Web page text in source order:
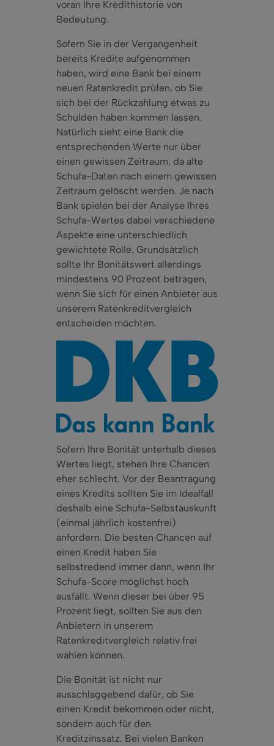
voran Ihre Kredithistorie von
Bedeutung.
Sofern Sie in der Vergangenheit
bereits Kredite aufgenommen
haben, wird eine Bank bei einem
neuen Ratenkredit prüfen, ob Sie
sich bei der Rückzahlung etwas zu
Schulden haben kommen lassen.
Natürlich sieht eine Bank die
entsprechenden Werte nur über
einen gewissen Zeitraum, da alte
Schufa-Daten nach einem gewissen
Zeitraum gelöscht werden. Je nach
Bank spielen bei der Analyse Ihres
Schufa-Wertes dabei verschiedene
Aspekte eine unterschiedlich
gewichtete Rolle. Grundsätzlich
sollte Ihr Bonitätswert allerdings
mindestens 90 Prozent betragen,
wenn Sie sich für einen Anbieter aus
unserem Ratenkreditvergleich
entscheiden möchten.
Sofern Ihre Bonität unterhalb dieses
Wertes liegt, stehen Ihre Chancen
eher schlecht. Vor der Beantragung
eines Kredits sollten Sie im Idealfall
deshalb eine Schufa-Selbstauskunft
(einmal jährlich kostenfrei)
anfordern. Die besten Chancen auf
einen Kredit haben Sie
selbstredend immer dann, wenn Ihr
Schufa-Score möglichst hoch
ausfällt. Wenn dieser bei über 95
Prozent liegt, sollten Sie aus den
Anbietern in unserem
Ratenkreditvergleich relativ frei
wählen können.
Die Bonität ist nicht nur
ausschlaggebend dafür, ob Sie
einen Kredit bekommen oder nicht,
sondern auch für den
Kreditzinssatz. Bei vielen Banken